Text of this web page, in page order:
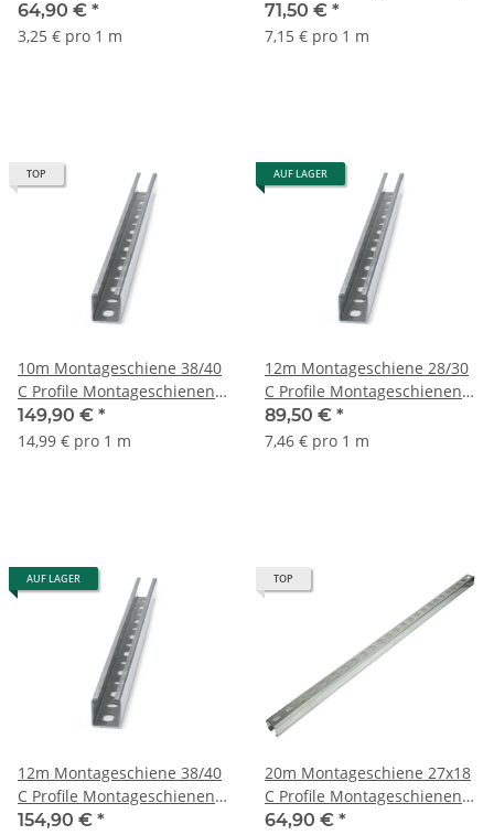
Montageschiene Profil 27x18
20 meter
64,90 € *
3,25 € pro 1 m
Metallschiene Lochschiene
71,50 € *
7,15 € pro 1 m
TOP
10m Montageschiene 38/40
C Profile Montageschienen
Metallschiene Lochschiene
149,90 € *
14,99 € pro 1 m
AUF LAGER
12m Montageschiene 28/30
C Profile Montageschienen
Metallschiene Lochschiene
89,50 € *
7,46 € pro 1 m
AUF LAGER
12m Montageschiene 38/40
C Profile Montageschienen
Metallschiene Lochschiene
154,90 € *
TOP
20m Montageschiene 27x18
C Profile Montageschienen
Metallschiene Lochschiene
64,90 € *